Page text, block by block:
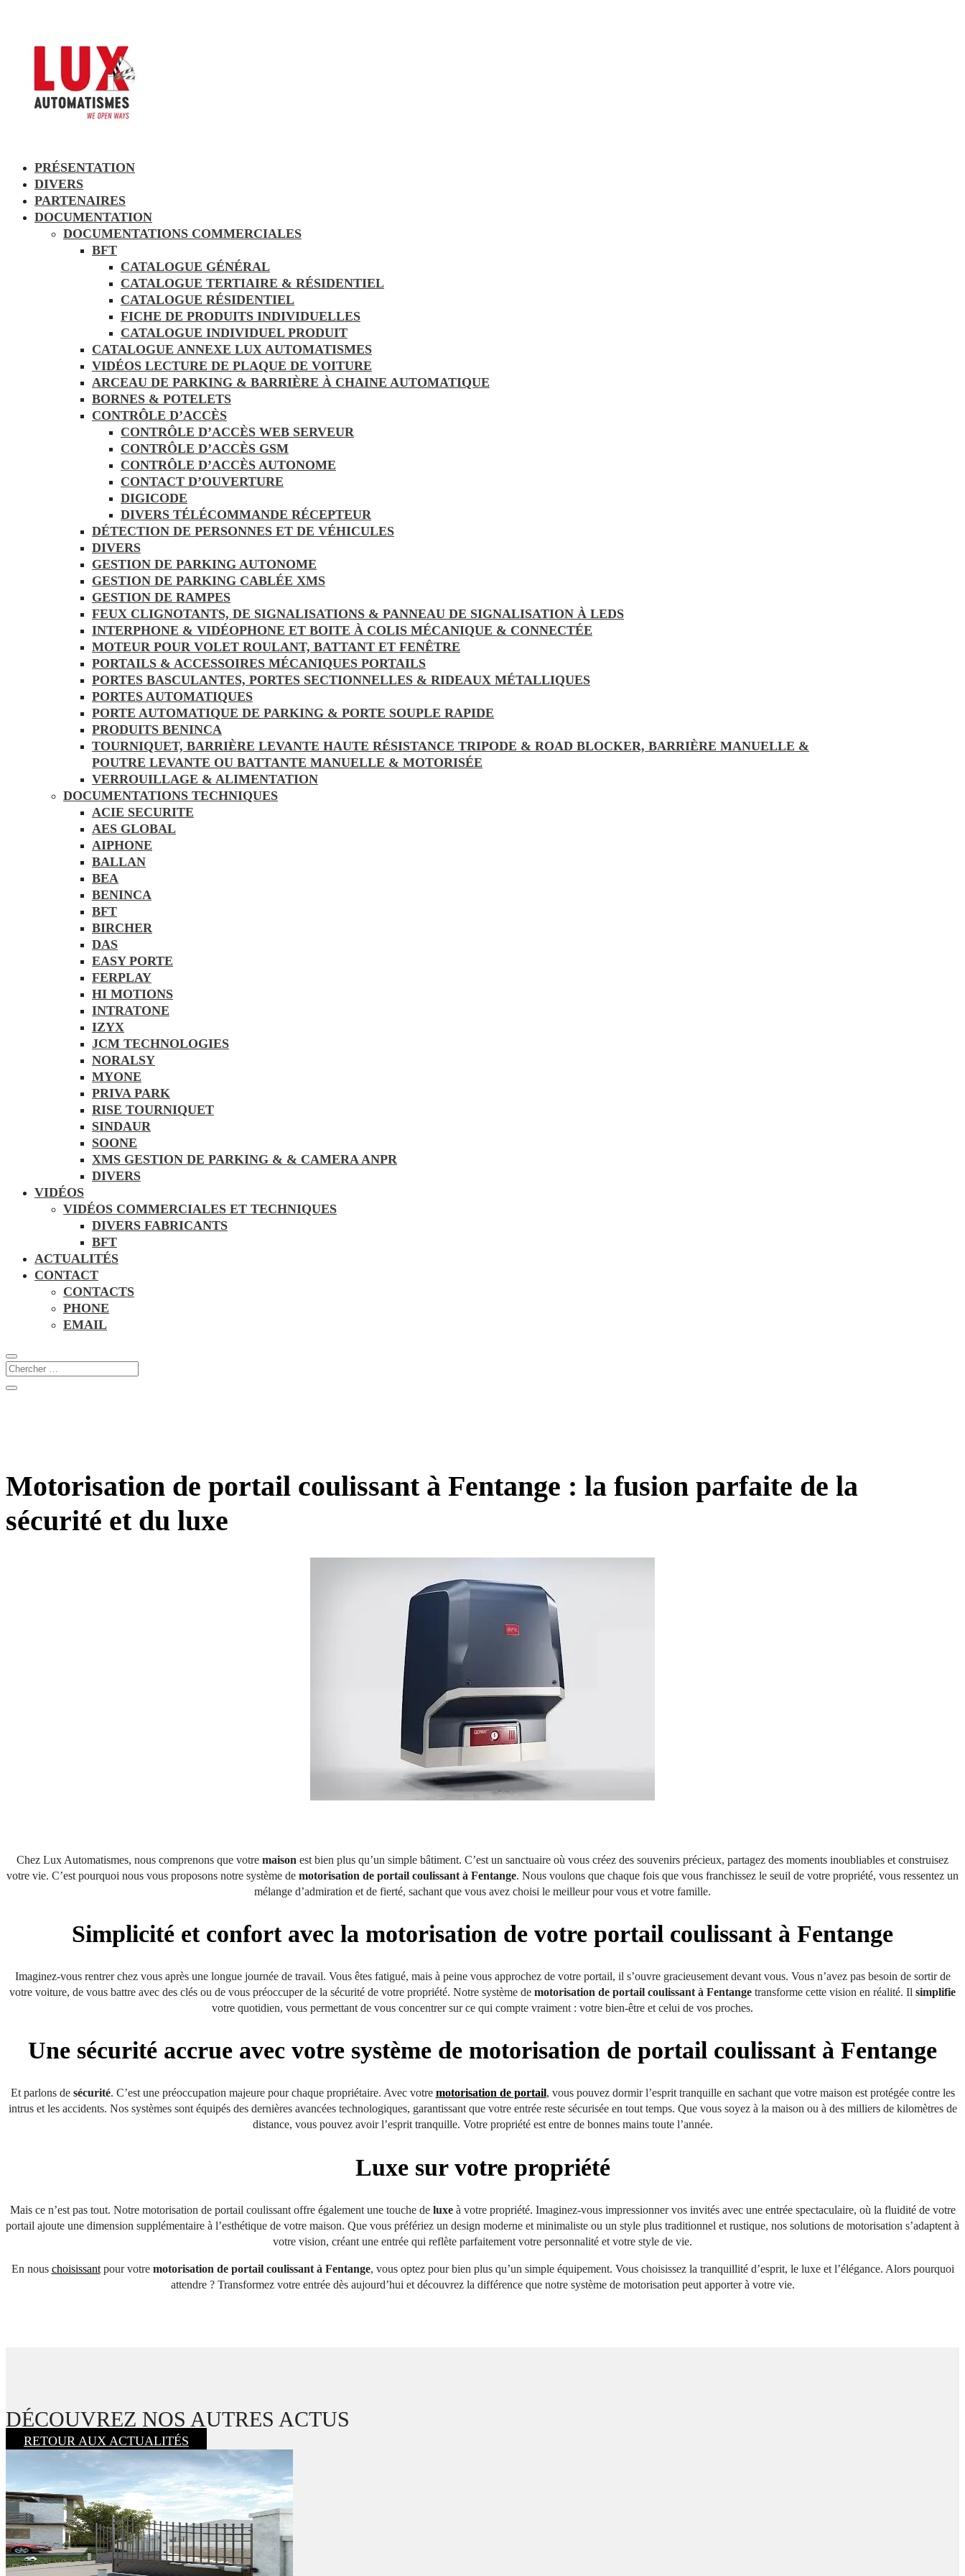
PRÉSENTATION
DIVERS
PARTENAIRES
DOCUMENTATION
DOCUMENTATIONS COMMERCIALES
BFT
CATALOGUE GÉNÉRAL
CATALOGUE TERTIAIRE & RÉSIDENTIEL
CATALOGUE RÉSIDENTIEL
FICHE DE PRODUITS INDIVIDUELLES
CATALOGUE INDIVIDUEL PRODUIT
CATALOGUE ANNEXE LUX AUTOMATISMES
VIDÉOS LECTURE DE PLAQUE DE VOITURE
ARCEAU DE PARKING & BARRIÈRE À CHAINE AUTOMATIQUE
BORNES & POTELETS
CONTRÔLE D’ACCÈS
CONTRÔLE D’ACCÈS WEB SERVEUR
CONTRÔLE D’ACCÈS GSM
CONTRÔLE D’ACCÈS AUTONOME
CONTACT D’OUVERTURE
DIGICODE
DIVERS TÉLÉCOMMANDE RÉCEPTEUR
DÉTECTION DE PERSONNES ET DE VÉHICULES
DIVERS
GESTION DE PARKING AUTONOME
GESTION DE PARKING CABLÉE XMS
GESTION DE RAMPES
FEUX CLIGNOTANTS, DE SIGNALISATIONS & PANNEAU DE SIGNALISATION À LEDS
INTERPHONE & VIDÉOPHONE ET BOITE À COLIS MÉCANIQUE & CONNECTÉE
MOTEUR POUR VOLET ROULANT, BATTANT ET FENÊTRE
PORTAILS & ACCESSOIRES MÉCANIQUES PORTAILS
PORTES BASCULANTES, PORTES SECTIONNELLES & RIDEAUX MÉTALLIQUES
PORTES AUTOMATIQUES
PORTE AUTOMATIQUE DE PARKING & PORTE SOUPLE RAPIDE
PRODUITS BENINCA
TOURNIQUET, BARRIÈRE LEVANTE HAUTE RÉSISTANCE TRIPODE & ROAD BLOCKER, BARRIÈRE MANUELLE &
POUTRE LEVANTE OU BATTANTE MANUELLE & MOTORISÉE
VERROUILLAGE & ALIMENTATION
DOCUMENTATIONS TECHNIQUES
ACIE SECURITE
AES GLOBAL
AIPHONE
BALLAN
BEA
BENINCA
BFT
BIRCHER
DAS
EASY PORTE
FERPLAY
HI MOTIONS
INTRATONE
IZYX
JCM TECHNOLOGIES
NORALSY
MYONE
PRIVA PARK
RISE TOURNIQUET
SINDAUR
SOONE
XMS GESTION DE PARKING & & CAMERA ANPR
DIVERS
VIDÉOS
VIDÉOS COMMERCIALES ET TECHNIQUES
DIVERS FABRICANTS
BFT
ACTUALITÉS
CONTACT
CONTACTS
PHONE
EMAIL
Motorisation de portail coulissant à Fentange : la fusion parfaite de la
sécurité et du luxe
Chez Lux Automatismes, nous comprenons que votre maison est bien plus qu’un simple bâtiment. C’est un sanctuaire où vous créez des souvenirs précieux, partagez des moments inoubliables et construisez
votre vie. C’est pourquoi nous vous proposons notre système de motorisation de portail coulissant à Fentange. Nous voulons que chaque fois que vous franchissez le seuil de votre propriété, vous ressentez un
mélange d’admiration et de fierté, sachant que vous avez choisi le meilleur pour vous et votre famille.
Simplicité et confort avec la motorisation de votre portail coulissant à Fentange
Imaginez-vous rentrer chez vous après une longue journée de travail. Vous êtes fatigué, mais à peine vous approchez de votre portail, il s’ouvre gracieusement devant vous. Vous n’avez pas besoin de sortir de
votre voiture, de vous battre avec des clés ou de vous préoccuper de la sécurité de votre propriété. Notre système de motorisation de portail coulissant à Fentange transforme cette vision en réalité. Il simplifie
votre quotidien, vous permettant de vous concentrer sur ce qui compte vraiment : votre bien-être et celui de vos proches.
Une sécurité accrue avec votre système de motorisation de portail coulissant à Fentange
Et parlons de sécurité. C’est une préoccupation majeure pour chaque propriétaire. Avec votre motorisation de portail, vous pouvez dormir l’esprit tranquille en sachant que votre maison est protégée contre les
intrus et les accidents. Nos systèmes sont équipés des dernières avancées technologiques, garantissant que votre entrée reste sécurisée en tout temps. Que vous soyez à la maison ou à des milliers de kilomètres de
distance, vous pouvez avoir l’esprit tranquille. Votre propriété est entre de bonnes mains toute l’année.
Luxe sur votre propriété
Mais ce n’est pas tout. Notre motorisation de portail coulissant offre également une touche de luxeà votre propriété. Imaginez-vous impressionner vos invités avec une entrée spectaculaire, où la fluidité de votre
portail ajoute une dimension supplémentaire à l’esthétique de votre maison. Que vous préfériez un design moderne et minimaliste ou un style plus traditionnel et rustique, nos solutions de motorisation s’adaptent à
votre vision, créant une entrée qui reflète parfaitement votre personnalité et votre style de vie.
En nous choisissantpour votre motorisation de portail coulissant à Fentange, vous optez pour bien plus qu’un simple équipement. Vous choisissez la tranquillité d’esprit, le luxe et l’élégance. Alors pourquoi
attendre ? Transformez votre entrée dès aujourd’hui et découvrez la différence que notre système de motorisation peut apporter à votre vie.
DÉCOUVREZ NOS AUTRES ACTUS
RETOUR AUX ACTUALITÉS